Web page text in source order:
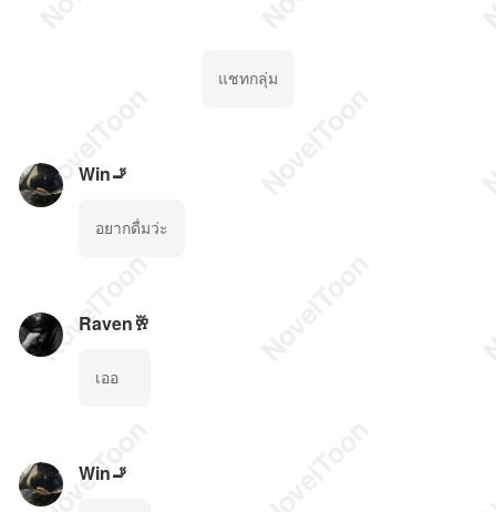
แชทกลุ่ม
Win🚬
อยากดื่มว่ะ
Raven🥂
เออ
Win🚬